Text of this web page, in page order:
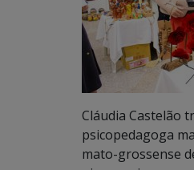
Cláudia Castelão
psicopedagoga
mato-grossense